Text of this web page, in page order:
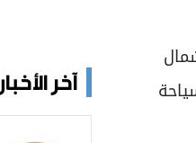
وشمال
آخر الأخبار